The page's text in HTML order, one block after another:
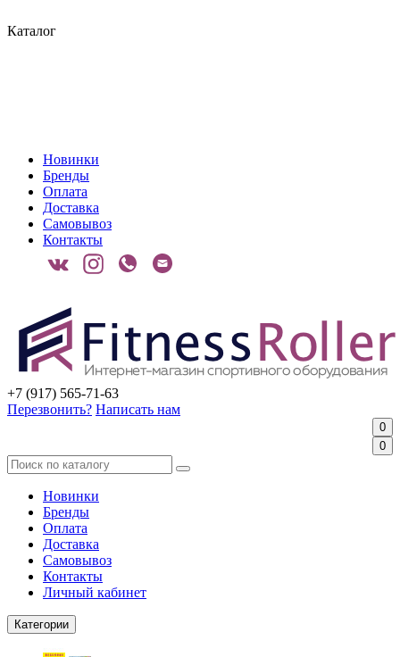
Каталог
Новинки
Бренды
Оплата
Доставка
Самовывоз
Контакты
+7 (917) 565-71-63
Перезвонить? Написать нам
0
0
Новинки
Бренды
Оплата
Доставка
Самовывоз
Контакты
Личный кабинет
Категории